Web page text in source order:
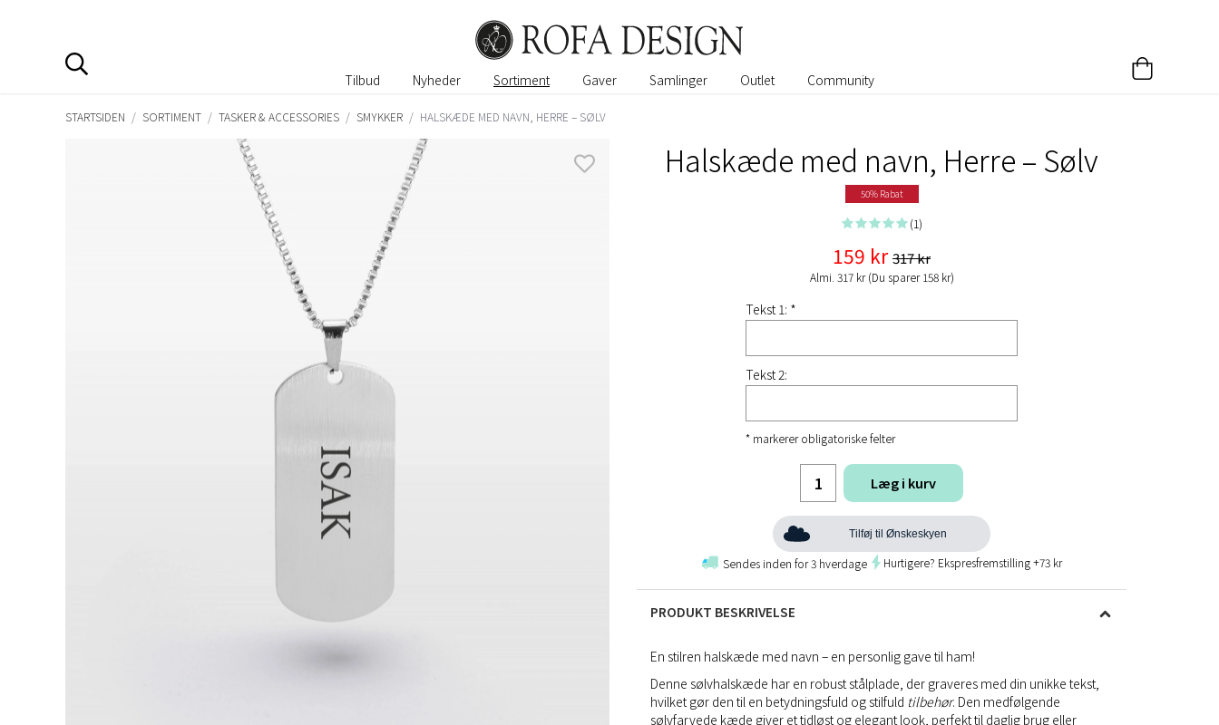
Tilbud Nyheder Sortiment Gaver Samlinger Outlet Community
STARTSIDEN / SORTIMENT / TASKER & ACCESSORIES / SMYKKER / HALSKÆDE MED NAVN, HERRE – SØLV
Halskæde med navn, Herre – Sølv
50% Rabat
(1)
159 kr 317 kr
Almi. 317 kr (Du sparer 158 kr)
Tekst 1: *
Tekst 2:
* markerer obligatoriske felter
Læg i kurv
Tilføj til Ønskeskyen
Sendes inden for 3 hverdage Hurtigere? Ekspresfremstilling +73 kr
PRODUKT BESKRIVELSE
En stilren halskæde med navn – en personlig gave til ham!
Denne sølvhalskæde har en robust stålplade, der graveres med din unikke tekst,
hvilket gør den til en betydningsfuld og stilfuld tilbehør. Den medfølgende
sølvfarvede kæde giver et tidløst og elegant look, perfekt til daglig brug eller